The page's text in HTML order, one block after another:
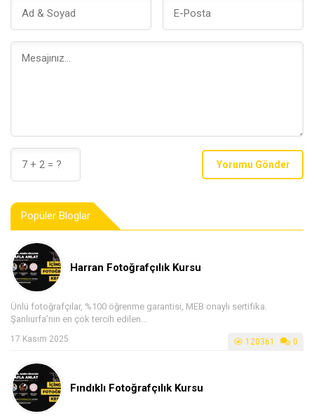
Yorumu Gönder
Popüler Bloglar
Harran Fotoğrafçılık Kursu
Ünlü fotoğrafçılar, %100 öğrenme garantisi, MEB onaylı sertifika.
Şanlıurfa’nın en çok tercih edilen...
17 Kasım 2025 120361 0
Fındıklı Fotoğrafçılık Kursu